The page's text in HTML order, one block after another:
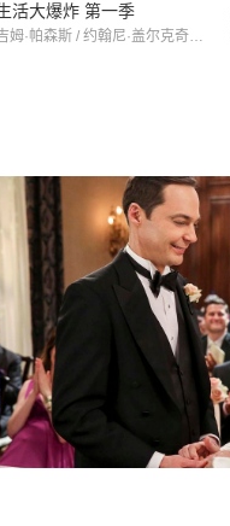
活大爆炸 第一季
吉姆·帕森斯 / 约翰尼·盖尔克奇 / 凯莉·库柯